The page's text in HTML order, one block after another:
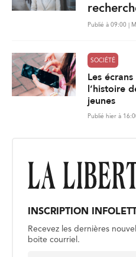
Publié à 09:00 |
SOCIÉTÉ
Les
l’histoire
jeunes
Publié hier à
INSCRIPTION
Recevez les dernières
boite courriel.